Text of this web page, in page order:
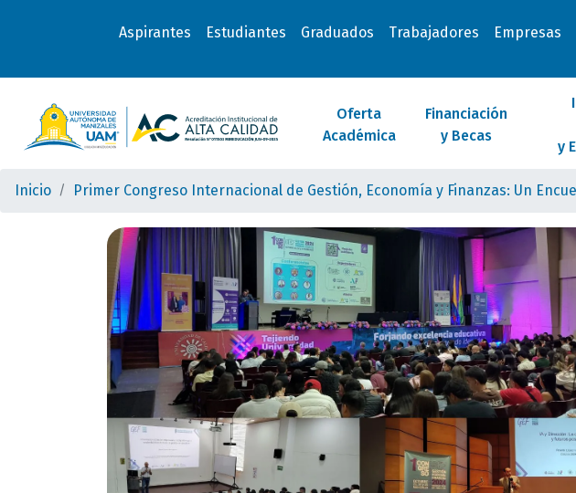
Aspirantes Estudiantes Graduados Trabajadores Empresas
Oferta
Académica
Financiación
y Becas
y
Inicio Primer Congreso Internacional de Gestión, Economía y Finanzas: Un